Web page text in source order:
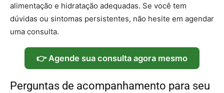
alimentação e hidratação adequadas. Se você tem
dúvidas ou sintomas persistentes, não hesite em agendar
uma consulta.
👉 Agende sua consulta agora mesmo
Perguntas de acompanhamento para seu